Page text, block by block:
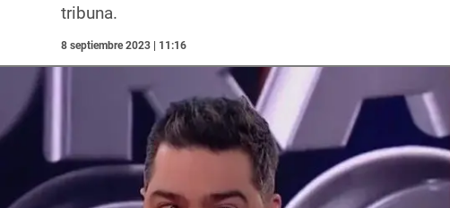
tribuna.
8 septiembre 2023 | 11:16